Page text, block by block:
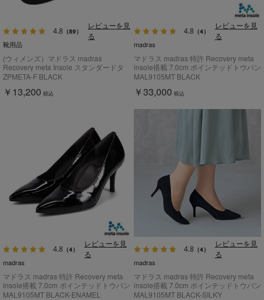
4.8 （89）
レビューを見
る
靴用品
(ウィメンズ）マドラス madras
Recovery meta Insole スタンダードタ
イプ "歩行の質を上げる”【返品不可商
ZPMETA-F BLACK
￥13,200 税込
4.8 （4）
レビューを見
る
madras
マドラス madras 特許 Recovery meta
insole搭載 7.0cm ポインテッドトウパン
プス MAL9105MT
MAL9105MT BLACK
￥33,000 税込
4.8 （4）
レビューを見
る
madras
マドラス madras 特許 Recovery meta
insole搭載 7.0cm ポインテッドトウパン
プス MAL9105MT
MAL9105MT BLACK-ENAMEL
4.8 （4）
レビューを見
る
madras
マドラス madras 特許 Recovery meta
insole搭載 7.0cm ポインテッドトウパン
プス MAL9105MT
MAL9105MT BLACK-SILKY